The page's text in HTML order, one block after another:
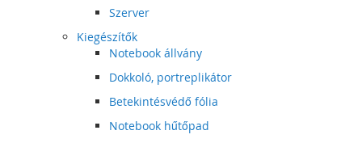
Szerver
Kiegészítők
Notebook állvány
Dokkoló, portreplikátor
Betekintésvédő fólia
Notebook hűtőpad